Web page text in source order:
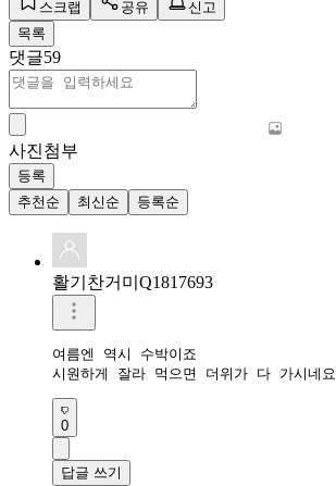
스크랩 공유
신고
목록
댓글59
사진첨부
등록
추천순
최신순 등록순
활기찬거미Q1817693
여름엔 역시 수박이죠
시원하게 잘라 먹으면 더위가 다 가시네요
0
답글 쓰기